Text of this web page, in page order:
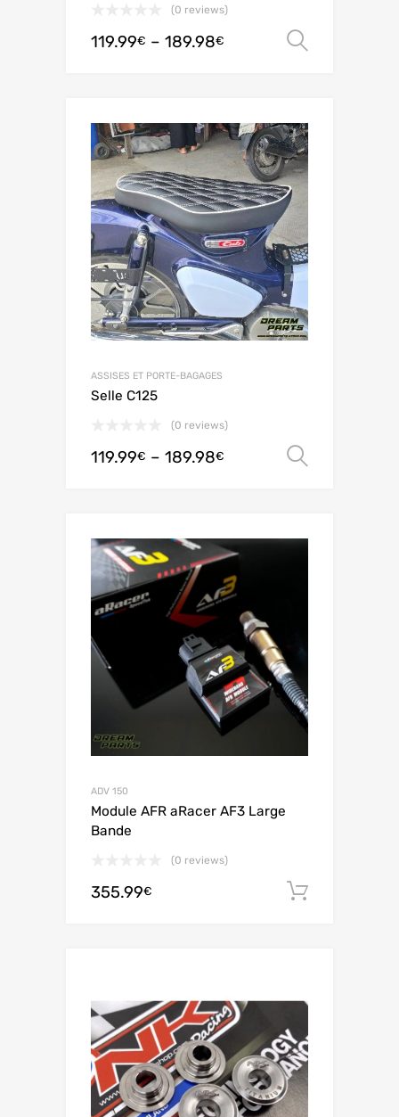
(0 reviews)
119.99€ – 189.98€
ASSISES ET PORTE-BAGAGES
Selle C125
(0 reviews)
119.99€ – 189.98€
ADV 150
Module AFR aRacer AF3 Large
Bande
(0 reviews)
355.99€